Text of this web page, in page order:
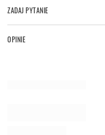
ZADAJ PYTANIE
OPINIE